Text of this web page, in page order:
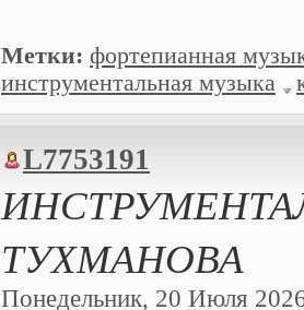
Метки: фортепианная
инструментальная музыка
L7753191
ТУХМАНОВА
Понедельник, 20 Июля